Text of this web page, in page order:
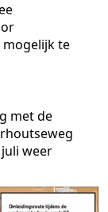
te
met de
weer